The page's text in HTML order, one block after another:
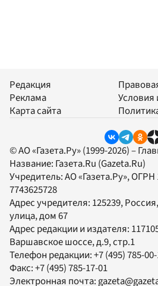
Редакция
Реклама
Карта сайта
Условия
© АО «Газета.Ру» (1999-2026) –
Название: Газета.Ru (Gazeta.Ru)
Учредитель:АО «Газета.Ру», ОГРН
7743625728
Адрес учредителя: 125239,
улица, дом 67
Адрес редакции и издателя:
Варшавское шоссе, д.9, стр.1
Телефон редакции:+7 (495) 785-
Факс:+7 (495) 785-17-01
Электронная почта: